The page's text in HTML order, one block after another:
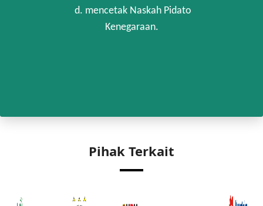
d. mencetak Naskah Pidato
Kenegaraan.
Pihak Terkait